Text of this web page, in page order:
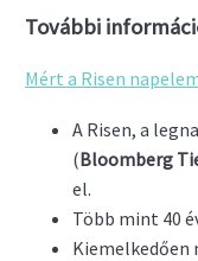
További
Mért a Risen
A Risen, a
(Bloomberg
el.
Több mint 40
Kiemelkedően